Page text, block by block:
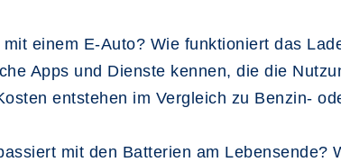
einem E-Auto? Wie funktioniert das
Apps und Dienste kennen, die die
entstehen im Vergleich zu Benzin-
mit den Batterien am Lebensende?